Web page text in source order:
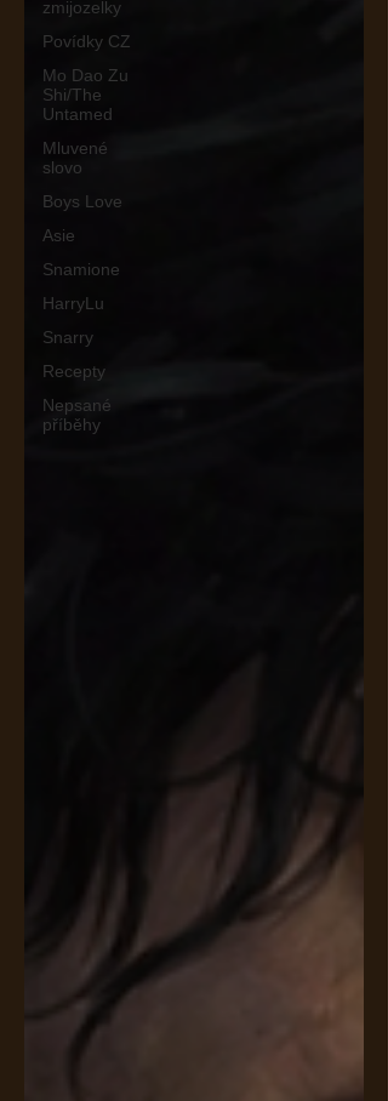
zmijozelky
Povídky CZ
Mo Dao Zu
Shi/The
Untamed
Mluvené
slovo
Boys Love
Asie
Snamione
HarryLu
Snarry
Recepty
Nepsané
příběhy